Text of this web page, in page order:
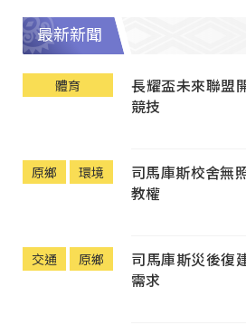
最新新聞
體育
長耀盃未來聯盟
競技
原鄉 環境
司馬庫斯校舍無
教權
交通 原鄉
司馬庫斯災後復
需求